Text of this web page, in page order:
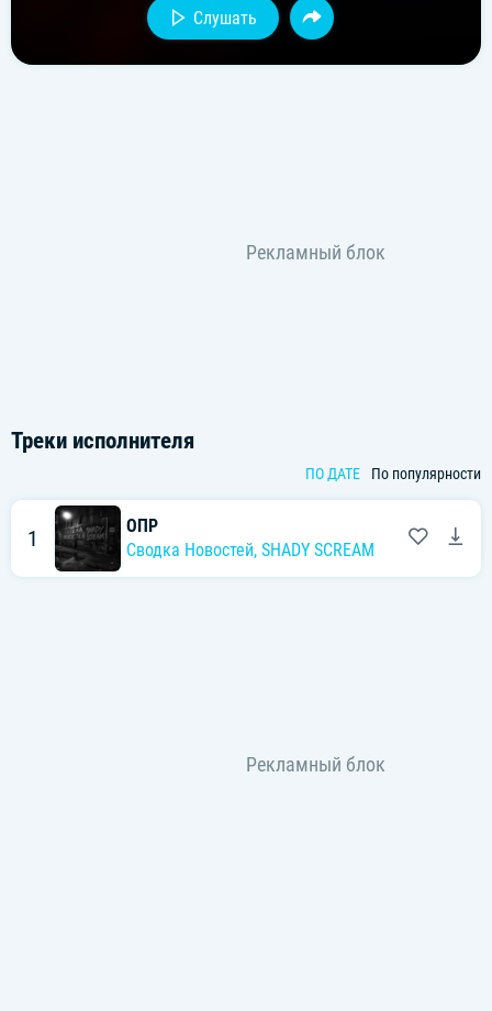
Слушать
Треки исполнителя
ПО ДАТЕ По популярности
1
ОПР
Сводка Новостей, SHADY SCREAM